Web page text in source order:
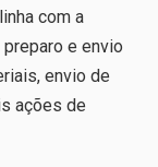
com a
e envio
envio de
ações de